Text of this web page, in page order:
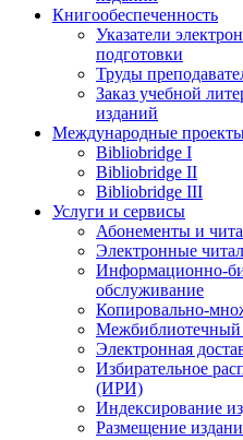
Книгообеспеченность
Указатели
подготовки
Труды
Заказ учебной
изданий
Международные
Bibliobridge I
Bibliobridge II
Bibliobridge III
Услуги и сервисы
Абонементы и
Электронные
Информационно-
обслуживание
Копировально-
Электронная
Избирательное
(ИРИ)
Индексирование
Размещение